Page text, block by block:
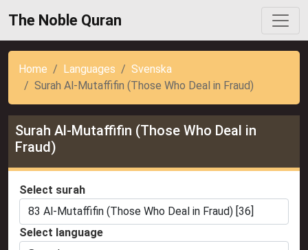
The Noble Quran
Home Languages
Svenska
Surah Al-Mutaffifin (Those Who Deal in Fraud)
Surah Al-Mutaffifin (Those Who Deal in
Fraud)
Select surah
Select language